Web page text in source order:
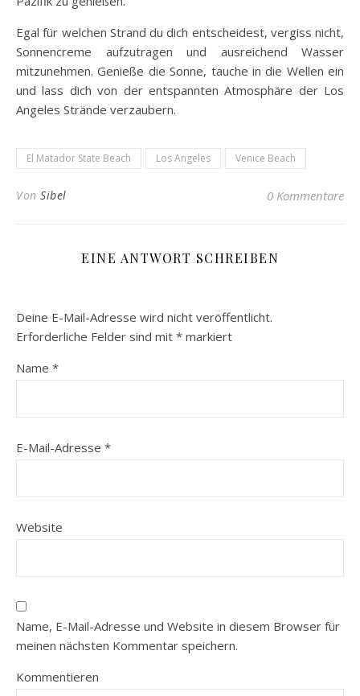
Egal für welchen Strand du dich entscheidest, vergiss nicht,
Sonnencreme aufzutragen und ausreichend Wasser
mitzunehmen. Genieße die Sonne, tauche in die Wellen ein
und lass dich von der entspannten Atmosphäre der Los
Angeles Strände verzaubern.
El Matador State Beach Los Angeles Venice Beach
Von Sibel 0 Kommentare
EINE ANTWORT SCHREIBEN
Deine E-Mail-Adresse wird nicht veröffentlicht.
Erforderliche Felder sind mit * markiert
Name *
E-Mail-Adresse *
Website
Name, E-Mail-Adresse und Website in diesem Browser für
meinen nächsten Kommentar speichern.
Kommentieren